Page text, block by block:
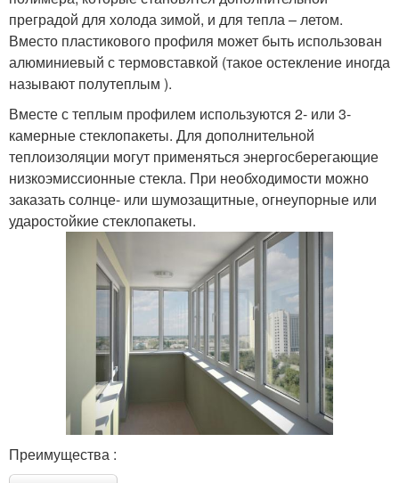
преградой для холода зимой, и для тепла – летом.
Вместо пластикового профиля может быть использован
алюминиевый с термовставкой (такое остекление иногда
называют полутеплым ).
Вместе с теплым профилем используются 2- или 3-
камерные стеклопакеты. Для дополнительной
теплоизоляции могут применяться энергосберегающие
низкоэмиссионные стекла. При необходимости можно
заказать солнце- или шумозащитные, огнеупорные или
ударостойкие стеклопакеты.
Преимущества :